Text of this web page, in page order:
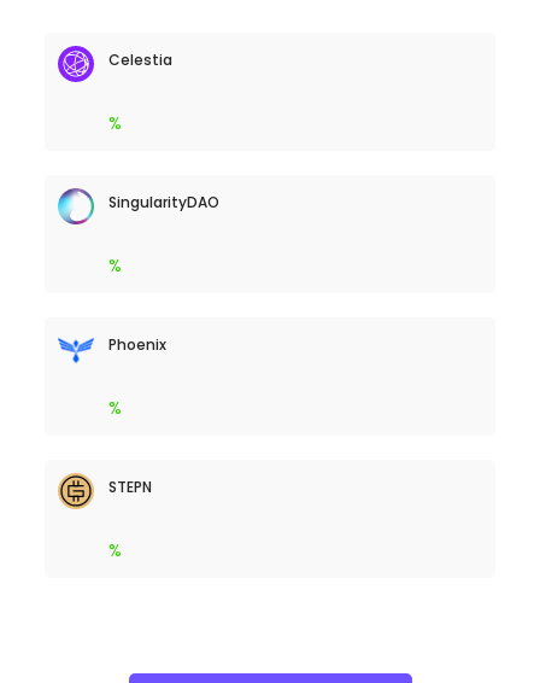
Celestia
%
SingularityDAO
%
Phoenix
%
STEPN
%